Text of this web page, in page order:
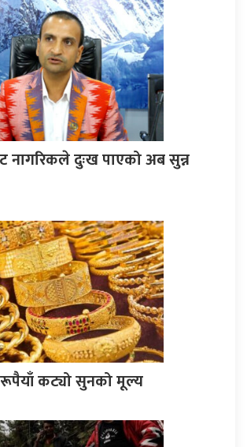
नागरिकले दुःख पाएको अब सुन्न
कट्यो सुनको मूल्य